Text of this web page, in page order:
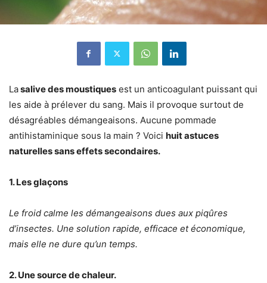
Lasalive des moustiques est un anticoagulant puissant qui
les aide à prélever du sang. Mais il provoque surtout de
désagréables démangeaisons. Aucune pommade
antihistaminique sous la main ? Voici huit astuces
naturelles sans effets secondaires.
1. Les glaçons
Le froid calme les démangeaisons dues aux piqûres
d’insectes. Une solution rapide, efficace et économique,
mais elle ne dure qu’un temps.
2. Une source de chaleur.